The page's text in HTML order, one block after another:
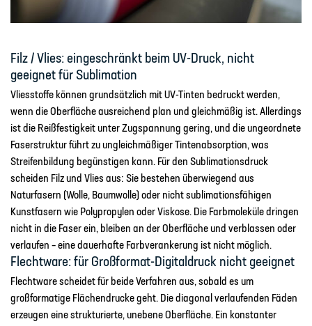
Filz / Vlies: eingeschränkt beim UV-Druck, nicht
geeignet für Sublimation
Vliesstoffe können grundsätzlich mit UV-Tinten bedruckt werden,
wenn die Oberfläche ausreichend plan und gleichmäßig ist. Allerdings
ist die Reißfestigkeit unter Zugspannung gering, und die ungeordnete
Faserstruktur führt zu ungleichmäßiger Tintenabsorption, was
Streifenbildung begünstigen kann. Für den Sublimationsdruck
scheiden Filz und Vlies aus: Sie bestehen überwiegend aus
Naturfasern (Wolle, Baumwolle) oder nicht sublimationsfähigen
Kunstfasern wie Polypropylen oder Viskose. Die Farbmoleküle dringen
nicht in die Faser ein, bleiben an der Oberfläche und verblassen oder
verlaufen – eine dauerhafte Farbverankerung ist nicht möglich.
Flechtware: für Großformat-Digitaldruck nicht geeignet
Flechtware scheidet für beide Verfahren aus, sobald es um
großformatige Flächendrucke geht. Die diagonal verlaufenden Fäden
erzeugen eine strukturierte, unebene Oberfläche. Ein konstanter